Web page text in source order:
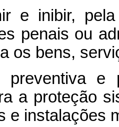
e inibir,
penais ou
os bens,
e
a proteção
e instalações